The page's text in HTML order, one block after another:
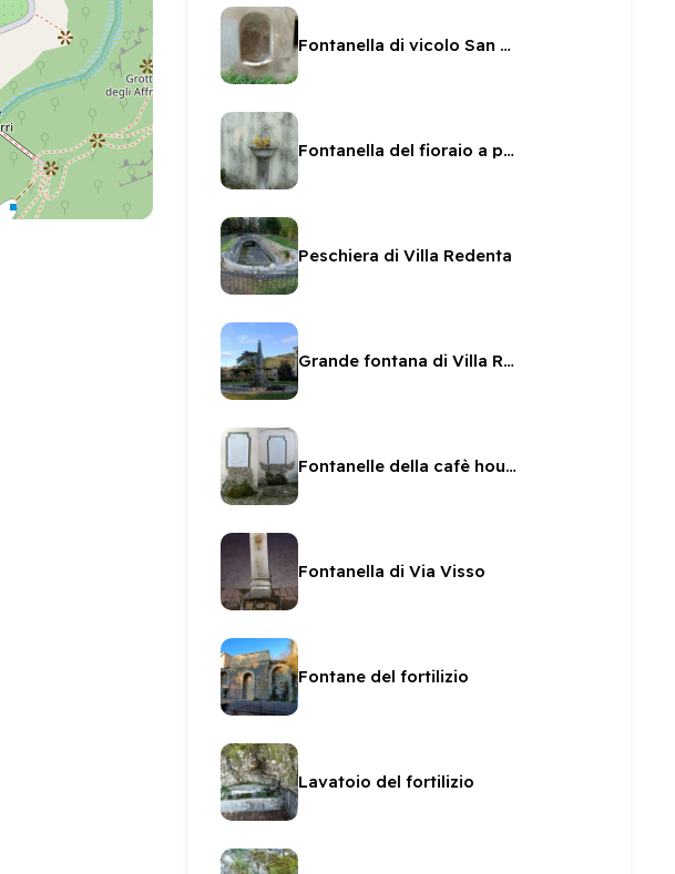
Fontanella di vicolo San Matteo
Fontanella del fioraio a porta San Matteo
Peschiera di Villa Redenta
Grande fontana di Villa Redenta
Fontanelle della cafè house di Villa Redenta
Fontanella di Via Visso
Fontane del fortilizio
Lavatoio del fortilizio